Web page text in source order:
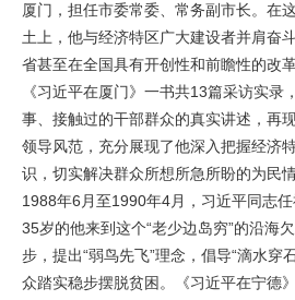
厦门，担任市委常委、常务副市长。在
土上，他与经济特区广大建设者并肩奋
省甚至在全国具有开创性和前瞻性的改
《习近平在厦门》一书共13篇采访实录
事、接触过的干部群众的真实讲述，再
领导风范，充分展现了他深入把握经济
识，切实解决群众所想所急所盼的为民情
1988年6月至1990年4月，习近平同志
35岁的他来到这个“老少边岛穷”的沿海
步，提出“弱鸟先飞”理念，倡导“滴水穿
众踏实稳步摆脱贫困。《习近平在宁德